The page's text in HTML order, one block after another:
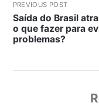
PREVIOUS POST
Saída do Brasil
o que fazer para
problemas?